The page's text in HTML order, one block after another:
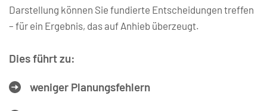
Darstellung können Sie fundierte Entscheidungen treffen
– für ein Ergebnis, das auf Anhieb überzeugt.
Dies führt zu:
weniger Planungsfehlern